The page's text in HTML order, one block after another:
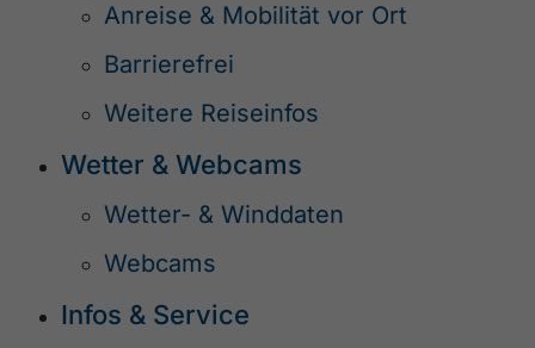
Anreise & Mobilität vor Ort
Barrierefrei
Weitere Reiseinfos
Wetter & Webcams
Wetter- & Winddaten
Webcams
Infos & Service